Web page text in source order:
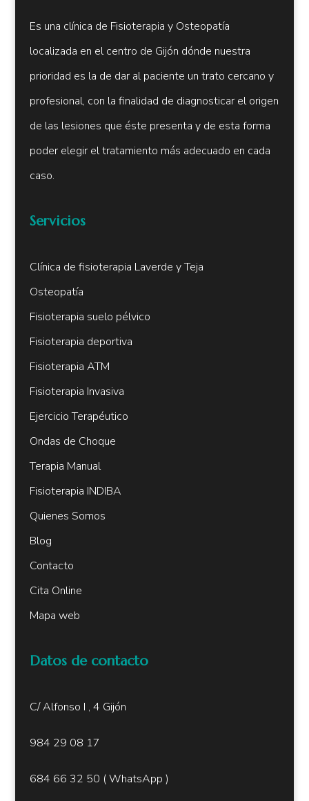
Es una clínica de Fisioterapia y Osteopatía
localizada en el centro de Gijón dónde nuestra
prioridad es la de dar al paciente un trato cercano y
profesional, con la finalidad de diagnosticar el origen
de las lesiones que éste presenta y de esta forma
poder elegir el tratamiento más adecuado en cada
caso.
Servicios
Clínica de fisioterapia Laverde y Teja
Osteopatía
Fisioterapia suelo pélvico
Fisioterapia deportiva
Fisioterapia ATM
Fisioterapia Invasiva
Ejercicio Terapéutico
Ondas de Choque
Terapia Manual
Fisioterapia INDIBA
Quienes Somos
Blog
Contacto
Cita Online
Mapa web
Datos de contacto
C/ Alfonso I , 4 Gijón
984 29 08 17
684 66 32 50 ( WhatsApp )